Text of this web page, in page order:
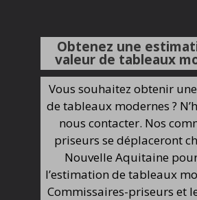
Obtenez une
valeur de tableaux
Vous souhaitez obtenir
de tableaux modernes ?
nous contacter. Nos
priseurs se déplaceront
Nouvelle Aquitaine
l’estimation de tableaux
Commissaires-priseurs et